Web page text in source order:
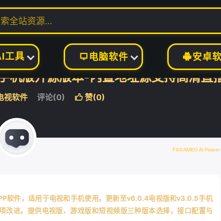
工具  电脑软件 安卓
 正文
版开源版本-内置地址源支持高清直
视软件 评论(0)  赞(0)
FSGAMEO AI Power
软件，适用于电视和手机使用。更新至v6.0.4电视版和v3.0.5手机
进。提供电视版、游戏版和短视频版三种版本选择，接口配置与